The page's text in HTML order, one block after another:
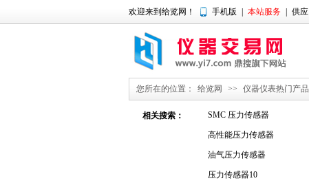
欢迎来到给览网！ 手机版 本站服务 供应
您所在的位置： 给览网 >> 仪器仪表热门产品
相关搜索： SMC 压力传感器
高性能压力传感器
油气压力传感器
压力传感器10